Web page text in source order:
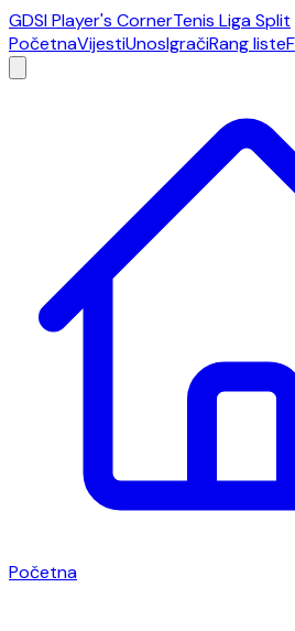
GDSI Player's CornerTenis Liga Split
PočetnaVijestiUnosIgračiRang liste
Početna